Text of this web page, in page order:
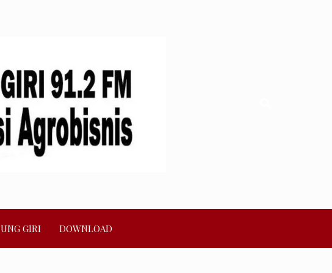
GIRI DOWNLOAD